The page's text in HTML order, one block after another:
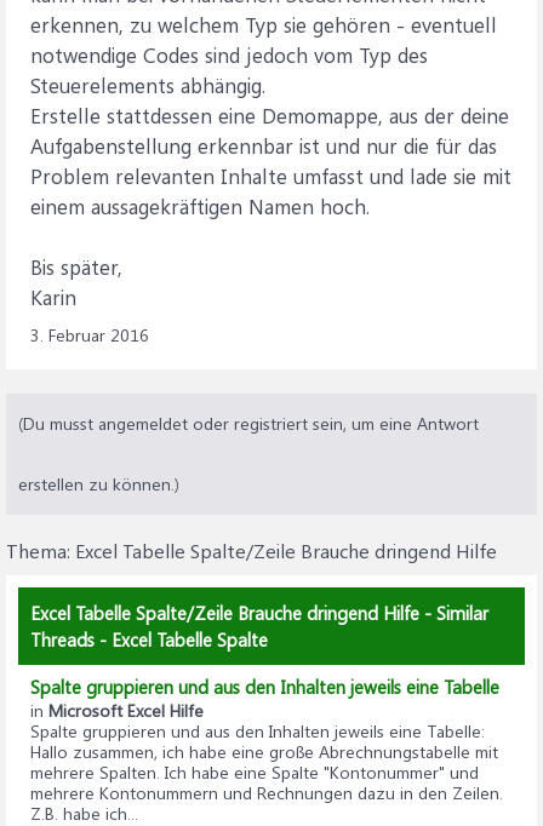
erkennen, zu welchem Typ sie gehören - eventuell
notwendige Codes sind jedoch vom Typ des
Steuerelements abhängig.
Erstelle stattdessen eine Demomappe, aus der deine
Aufgabenstellung erkennbar ist und nur die für das
Problem relevanten Inhalte umfasst und lade sie mit
einem aussagekräftigen Namen hoch.
Bis später,
Karin
3. Februar 2016
(Du musst angemeldet oder registriert sein, um eine Antwort
erstellen zu können.)
Thema: Excel Tabelle Spalte/Zeile Brauche dringend Hilfe
Excel Tabelle Spalte/Zeile Brauche dringend Hilfe - Similar
Threads - Excel Tabelle Spalte
Spalte gruppieren und aus den Inhalten jeweils eine Tabelle
in Microsoft Excel Hilfe
Spalte gruppieren und aus den Inhalten jeweils eine Tabelle:
Hallo zusammen, ich habe eine große Abrechnungstabelle mit
mehrere Spalten. Ich habe eine Spalte "Kontonummer" und
mehrere Kontonummern und Rechnungen dazu in den Zeilen.
Z.B. habe ich...